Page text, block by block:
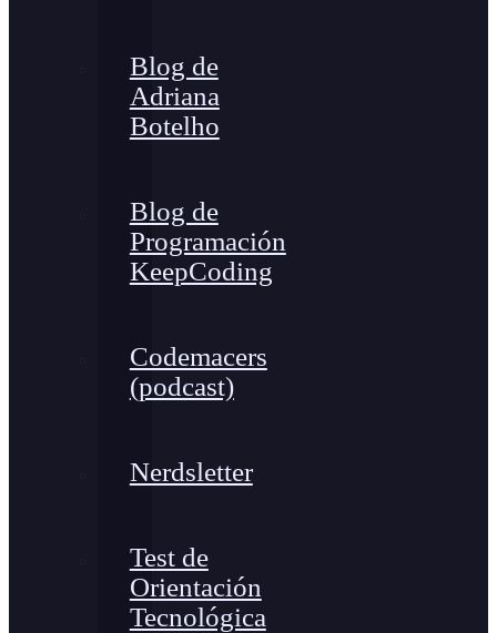
Blog de
Adriana
Botelho
Blog de
Programación
KeepCoding
Codemacers
(podcast)
Nerdsletter
Test de
Orientación
Tecnológica